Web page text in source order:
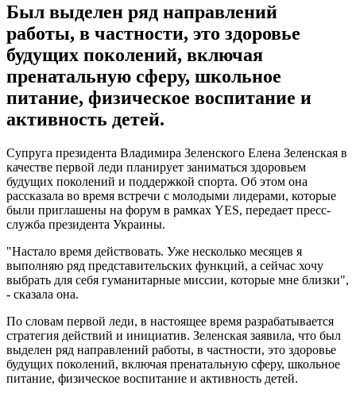
Был выделен ряд направлений
работы, в частности, это здоровье
будущих поколений, включая
пренатальную сферу, школьное
питание, физическое воспитание и
активность детей.
Супруга президента Владимира Зеленского Елена Зеленская в
качестве первой леди планирует заниматься здоровьем
будущих поколений и поддержкой спорта. Об этом она
рассказала во время встречи с молодыми лидерами, которые
были приглашены на форум в рамках YES, передает пресс-
служба президента Украины.
"Настало время действовать. Уже несколько месяцев я
выполняю ряд представительских функций, а сейчас хочу
выбрать для себя гуманитарные миссии, которые мне близки",
- сказала она.
По словам первой леди, в настоящее время разрабатывается
стратегия действий и инициатив. Зеленская заявила, что был
выделен ряд направлений работы, в частности, это здоровье
будущих поколений, включая пренатальную сферу, школьное
питание, физическое воспитание и активность детей.